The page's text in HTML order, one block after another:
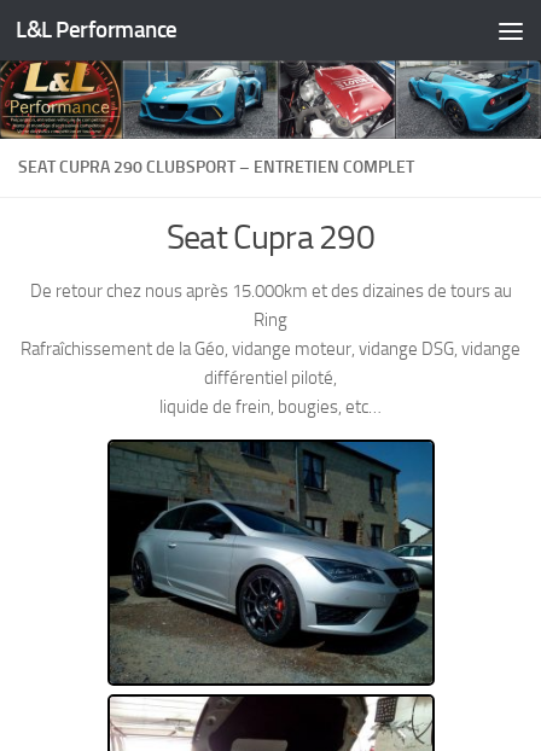
Skip to content
L&L Performance
SEAT CUPRA 290 CLUBSPORT – ENTRETIEN COMPLET
Seat Cupra 290
De retour chez nous après 15.000km et des dizaines de tours au
Ring
Rafraîchissement de la Géo, vidange moteur, vidange DSG, vidange
différentiel piloté,
liquide de frein, bougies, etc…